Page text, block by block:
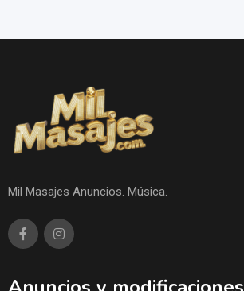
Mil Masajes Anuncios. Música.